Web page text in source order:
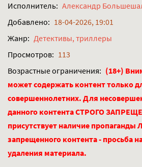
Исполнитель: Александр
Добавлено: 18-04-2026, 19:01
Жанр: Детективы, триллеры
Просмотров: 113
Возрастные ограничения: (18+)
может содержать контент только
совершеннолетних. Для
данного контента СТРОГО
присутствует наличие пропаганды
запрещенного контента - просьба
удаления материала.